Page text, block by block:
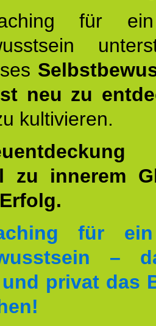
für
neu zu
kultivieren.
zu innerem
für
–
privat das